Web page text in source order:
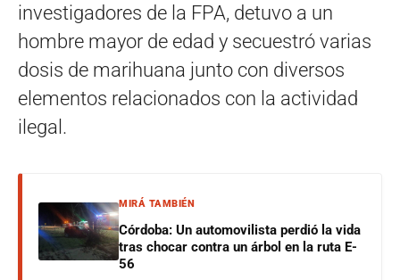
investigadores de la FPA, detuvo a un
hombre mayor de edad y secuestró varias
dosis de marihuana junto con diversos
elementos relacionados con la actividad
ilegal.
MIRÁ TAMBIÉN
Córdoba: Un automovilista perdió la vida
tras chocar contra un árbol en la ruta E-
56